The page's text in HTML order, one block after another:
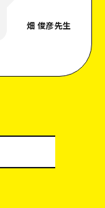
畑 俊彦先生